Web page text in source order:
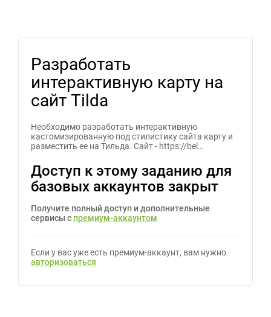
Разработать
интерактивную карту на
сайт Tilda
Необходимо разработать интерактивную
кастомизированную под стилистику сайта карту и
разместить ее на Тильда. Сайт - https://bel…
Доступ к этому заданию для
базовых аккаунтов закрыт
Получите полный доступ и дополнительные
сервисы с премиум-аккаунтом
Если у вас уже есть премиум-аккаунт, вам нужно
авторизоваться